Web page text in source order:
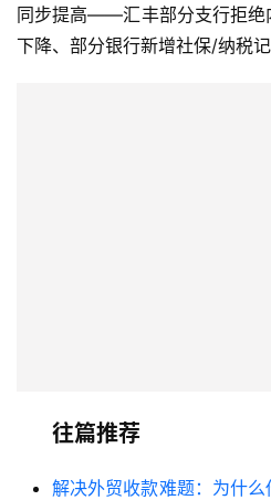
同步提高——汇丰部分支行拒绝
下降、部分银行新增社保/纳税记
往篇推荐
解决外贸收款难题：为什